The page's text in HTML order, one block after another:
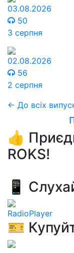
03.08.2026
50
3 серпня
02.08.2026
56
2 серпня
← До всіх
👍
ROKS!
📱
RadioPlayer
🎫